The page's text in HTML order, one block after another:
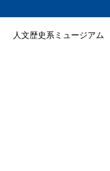
人文歴史系ミュージアム